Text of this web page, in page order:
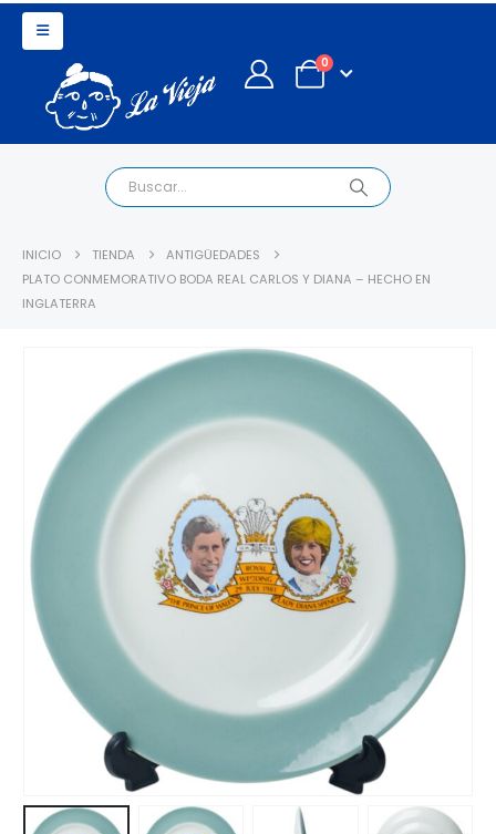
0
INICIO TIENDA
ANTIGÜEDADES
PLATO CONMEMORATIVO BODA REAL CARLOS Y DIANA – HECHO EN
INGLATERRA